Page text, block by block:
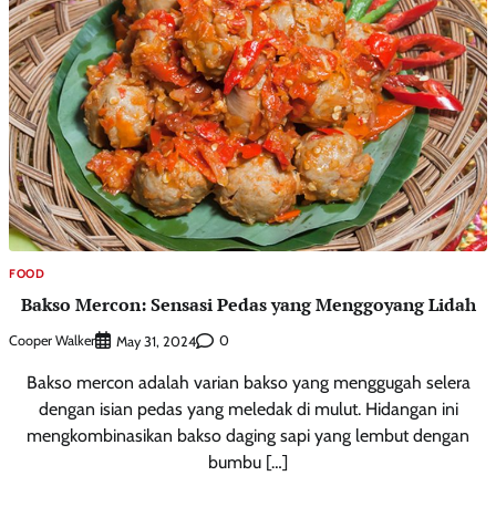
FOOD
Bakso Mercon: Sensasi Pedas yang Menggoyang Lidah
Cooper Walker May 31, 2024 0
Bakso mercon adalah varian bakso yang menggugah selera
dengan isian pedas yang meledak di mulut. Hidangan ini
mengkombinasikan bakso daging sapi yang lembut dengan
bumbu […]